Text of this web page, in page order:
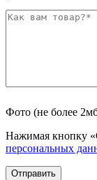
Фото (не более
Нажимая кнопку
персональных
Отправить